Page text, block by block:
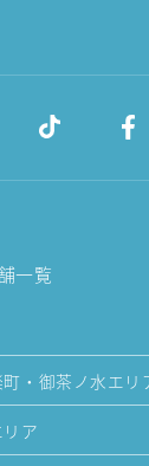
一覧
・御茶ノ水エリ
ア